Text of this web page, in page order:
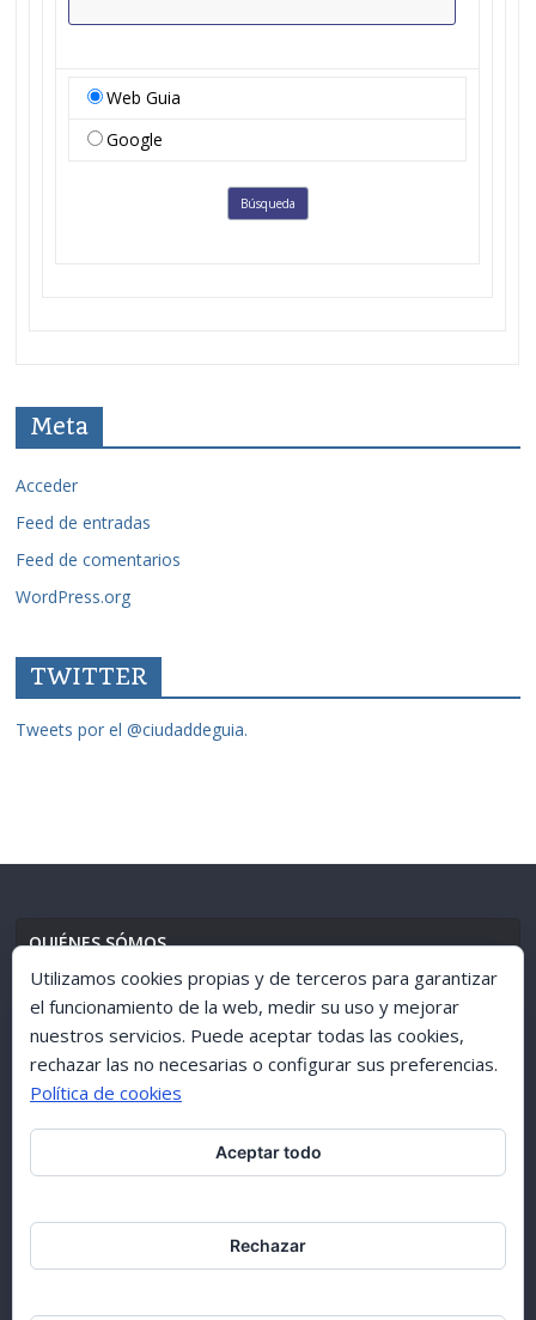
Web Guia
Google
Meta
Acceder
Feed de entradas
Feed de comentarios
WordPress.org
TWITTER
Tweets por el @ciudaddeguia.
QUIÉNES SÓMOS
AVISO LEGAL// POLÍTICA DE PRIVACIDAD
ARCHIVO 1998-2015
Utilizamos cookies propias y de terceros para garantizar
el funcionamiento de la web, medir su uso y mejorar
nuestros servicios. Puede aceptar todas las cookies,
rechazar las no necesarias o configurar sus preferencias.
Política de cookies
Aceptar todo
Rechazar